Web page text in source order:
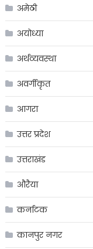
अमेठी
अयोध्या
अर्थव्यवस्था
अवर्गीकृत
आगरा
उत्तर प्रदेश
उत्तराखंड
औरैया
कर्नाटक
कानपुर नगर